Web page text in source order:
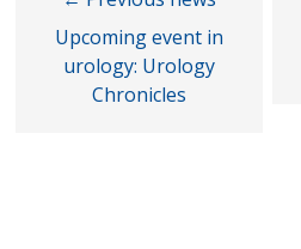
Upcoming event in
urology: Urology
Chronicles